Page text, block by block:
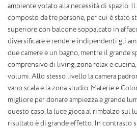
ambiente votato alla necessità di spazio.
composto da tre persone, per cui è stato
superiore con balcone soppalcato in
diversificare e rendere indipendenti gli
due camere e un bagno, mentre il grande
comprensivo di living, zona relax e
volumi. Allo stesso livello la camera
vano scala e la zona studio. Materie e
migliore per donare ampiezza e grande
questo caso, la luce gioca al rimbalzo sul
risultato è di grande effetto. In contrasto